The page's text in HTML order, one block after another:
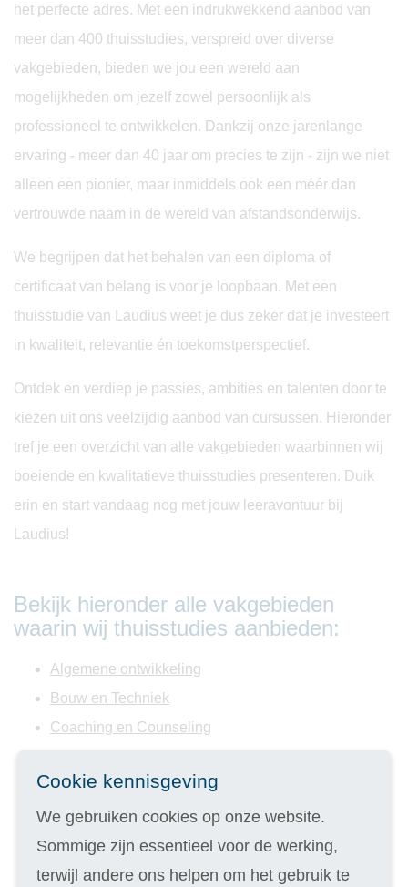
het perfecte adres. Met een indrukwekkend aanbod van
meer dan 400 thuisstudies, verspreid over diverse
vakgebieden, bieden we jou een wereld aan
mogelijkheden om jezelf zowel persoonlijk als
professioneel te ontwikkelen. Dankzij onze jarenlange
ervaring - meer dan 40 jaar om precies te zijn - zijn we niet
alleen een pionier, maar inmiddels ook een méér dan
vertrouwde naam in de wereld van afstandsonderwijs.
We begrijpen dat het behalen van een diploma of
certificaat van belang is voor je loopbaan. Met een
thuisstudie van Laudius weet je dus zeker dat je investeert
in kwaliteit, relevantie én toekomstperspectief.
Ontdek en verdiep je passies, ambities en talenten door te
kiezen uit ons veelzijdig aanbod van cursussen. Hieronder
tref je een overzicht van alle vakgebieden waarbinnen wij
boeiende en kwalitatieve thuisstudies presenteren. Duik
erin en start vandaag nog met jouw leeravontuur bij
Laudius!
Bekijk hieronder alle vakgebieden
waarin wij thuisstudies aanbieden:
Algemene ontwikkeling
Bouw en Techniek
Coaching en Counseling
Dierenzorg
Duurzaamheid en Energie
Evenementen
Facilitaire dienstverlening
Cookie kennisgeving
We gebruiken cookies op onze website.
Sommige zijn essentieel voor de werking,
terwijl andere ons helpen om het gebruik te